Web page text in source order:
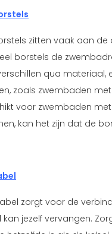
zitten vaak aan
borstels de
qua
zoals zwembaden
voor zwembaden
kan het zijn dat de
zorgt voor de
kan jezelf vervangen.